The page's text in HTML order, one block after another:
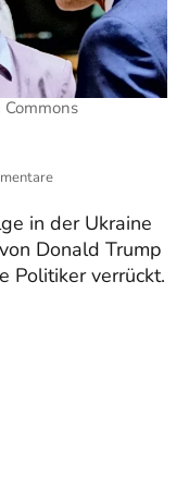
in der Ukraine
Donald Trump
Politiker verrückt.